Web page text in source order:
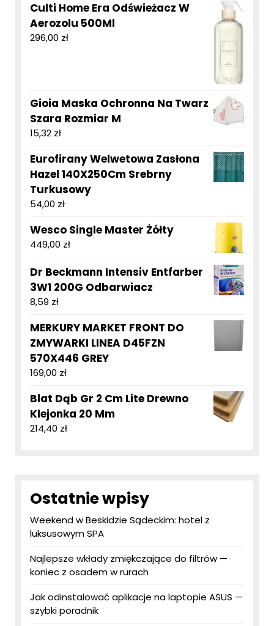
Culti Home Era Odświeżacz W
Aerozolu 500Ml
296,00 zł
Gioia Maska Ochronna Na Twarz
Szara Rozmiar M
15,32 zł
Eurofirany Welwetowa Zasłona
Hazel 140X250Cm Srebrny
Turkusowy
54,00 zł
Wesco Single Master Żółty
449,00 zł
Dr Beckmann Intensiv Entfarber
3W1 200G Odbarwiacz
8,59 zł
MERKURY MARKET FRONT DO
ZMYWARKI LINEA D45FZN
570X446 GREY
169,00 zł
Blat Dąb Gr 2 Cm Lite Drewno
Klejonka 20 Mm
214,40 zł
Ostatnie wpisy
Weekend w Beskidzie Sądeckim: hotel z
luksusowym SPA
Najlepsze wkłady zmiękczające do filtrów —
koniec z osadem w rurach
Jak odinstalować aplikacje na laptopie ASUS —
szybki poradnik